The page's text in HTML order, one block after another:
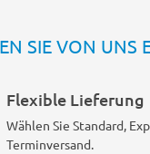
SIE VON UNS
Flexible Lieferung
Wählen Sie Standard,
Terminversand.